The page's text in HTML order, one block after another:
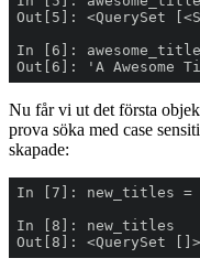
Out[6]: 'A Awesome
Nu får vi ut det första
prova söka med case
skapade:
Out[8]: <QuerySet []>